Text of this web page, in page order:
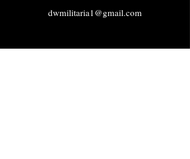
เต็มและเป็นกบสายรัด ตัวอย่างดาบ
dwmilitaria1@gmail.com